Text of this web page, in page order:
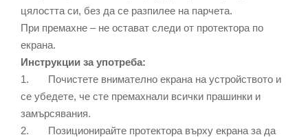
цялостта си, без да се разпилее на парчета.
При премахне – не остават следи от протектора по
екрана.
Инструкции за употреба:
1. Почистете внимателно екрана на устройството и
се убедете, че сте премахнали всички прашинки и
замърсявания.
2. Позиционирайте протектора върху екрана за да